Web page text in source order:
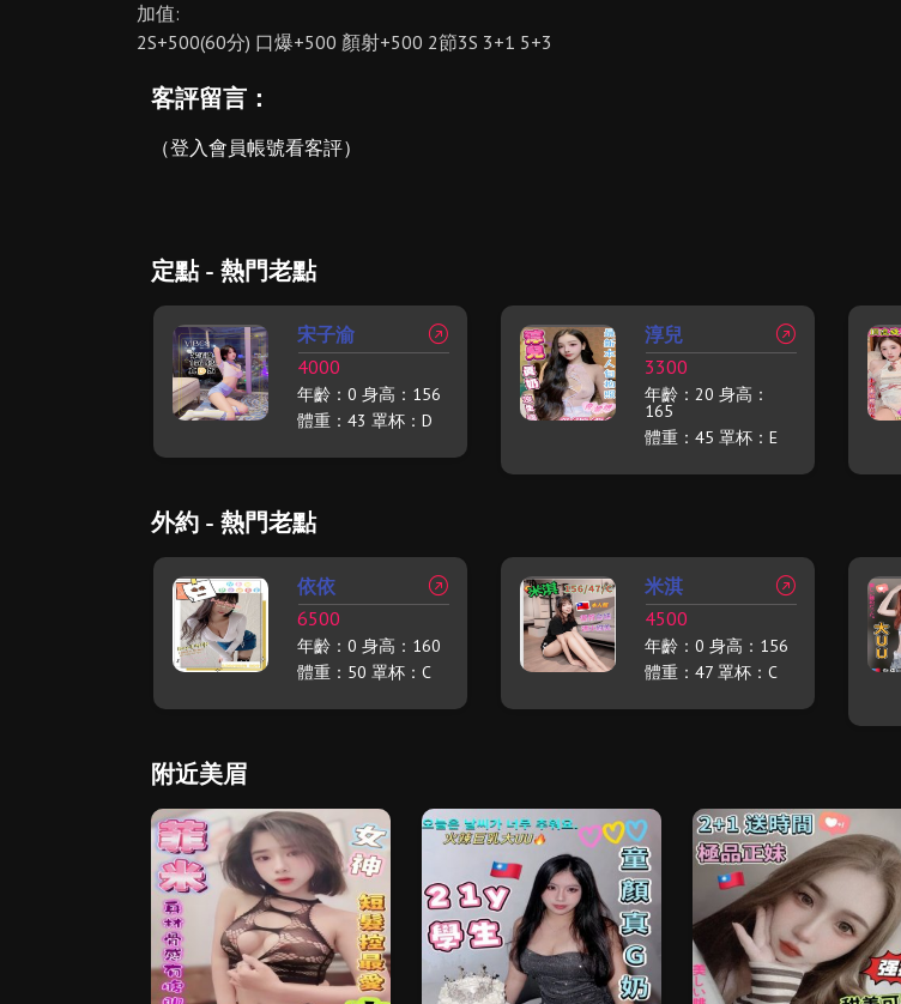
加值:
2S+500(60分) 口爆+500 顏射+500 2節3S 3+1 5+3
客評留言：
（登入會員帳號看客評）
定點 - 熱門老點
宋子渝
4000
年齡：0 身高：156
體重：43 罩杯：D
淳兒
3300
年齡：20 身高：
165
體重：45 罩杯：E
外約 - 熱門老點
依依
6500
年齡：0 身高：160
體重：50 罩杯：C
米淇
4500
年齡：0 身高：156
體重：47 罩杯：C
附近美眉